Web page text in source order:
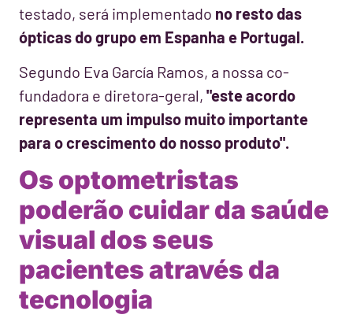
testado, será implementado no resto das
ópticas do grupo em Espanha e Portugal.
Segundo Eva García Ramos, a nossa co-
fundadora e diretora-geral, "este acordo
representa um impulso muito importante
para o crescimento do nosso produto".
Os optometristas
poderão cuidar da saúde
visual dos seus
pacientes através da
tecnologia